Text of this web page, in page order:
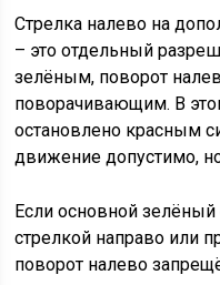
Стрелка налево на
– это отдельный
зелёным, поворот
поворачивающим. В
остановлено красным
движение допустимо,
Если основной
стрелкой направо или
поворот налево